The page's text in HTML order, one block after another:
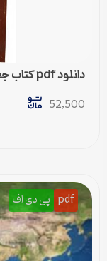
دانلود pdf کتاب جغرافیای لرستان پیشکوه و پشتکوه
52,500
pdf پی دی اف